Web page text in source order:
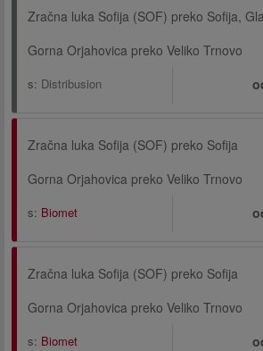
Gorna Orjahovica preko Veliko Trnovo
s: Distribusion
Zračna luka Sofija (SOF) preko Sofija
Gorna Orjahovica preko Veliko Trnovo
s: Biomet
Zračna luka Sofija (SOF) preko Sofija
Gorna Orjahovica preko Veliko Trnovo
s: Biomet